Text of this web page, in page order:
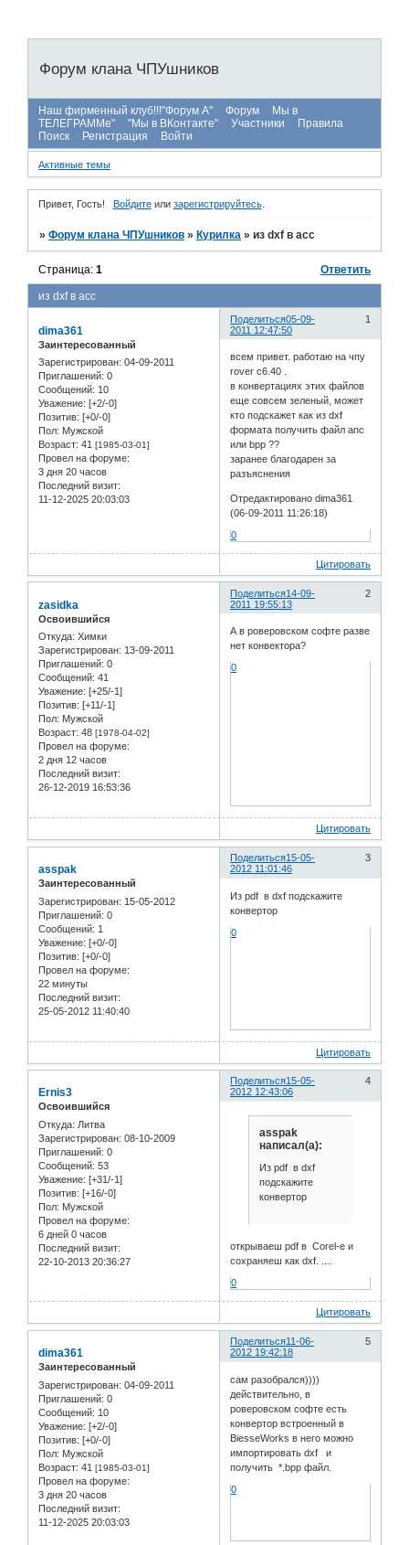
Форум клана ЧПУшников
Наш фирменный клуб!!!"Форум А" Форум
Мы в
ТЕЛЕГРАММе"
"Мы в ВКонтакте" Участники
Правила
Поиск
Регистрация Войти
Активные темы
Привет, Гость! Войдитеили зарегистрируйтесь.
»Форум клана ЧПУшников » Курилка »из dxf в асс
из dxf в асс
Страница:1 Ответить
Поделиться 1
05-09-
2011 12:47:50
dima361
Заинтересованный
Зарегистрирован: 04-09-2011
Приглашений: 0
Сообщений: 10
Уважение: [+2/-0]
Позитив: [+0/-0]
Пол: Мужской
Возраст: 41 [1985-03-01]
Провел на форуме:
3 дня 20 часов
Последний визит:
11-12-2025 20:03:03
всем привет. работаю на чпу
rover c6.40 .
в конвертациях этих файлов
еще совсем зеленый, может
кто подскажет как из dxf
формата получить файл anc
или bpp ??
заранее благодарен за
разъяснения
Отредактировано dima361
(06-09-2011 11:26:18)
0
Цитировать
Поделиться 2
14-09-
2011 19:55:13
zasidka
Освоившийся
Откуда: Химки
Зарегистрирован: 13-09-2011
Приглашений: 0
Сообщений: 41
Уважение: [+25/-1]
Позитив: [+11/-1]
Пол: Мужской
Возраст: 48 [1978-04-02]
Провел на форуме:
2 дня 12 часов
Последний визит:
26-12-2019 16:53:36
А в роверовском софте разве
нет конвектора?
0
Цитировать
Поделиться 3
15-05-
2012 11:01:46
asspak
Заинтересованный
Зарегистрирован: 15-05-2012
Приглашений: 0
Сообщений: 1
Уважение: [+0/-0]
Позитив: [+0/-0]
Провел на форуме:
22 минуты
Последний визит:
25-05-2012 11:40:40
Из pdf в dxf подскажите
конвертор
0
Цитировать
Поделиться 4
15-05-
2012 12:43:06
Ernis3
Освоившийся
Откуда: Литва
Зарегистрирован: 08-10-2009
Приглашений: 0
Сообщений: 53
Уважение: [+31/-1]
Позитив: [+16/-0]
Пол: Мужской
Провел на форуме:
6 дней 0 часов
Последний визит:
22-10-2013 20:36:27
asspak
написал(а):
Из pdf в dxf
подскажите
конвертор
открываеш pdf в Corel-е и
сохраняеш как dxf. ....
0
Цитировать
Поделиться 5
11-06-
2012 19:42:18
dima361
Заинтересованный
Зарегистрирован: 04-09-2011
Приглашений: 0
Сообщений: 10
Уважение: [+2/-0]
Позитив: [+0/-0]
Пол: Мужской
Возраст: 41 [1985-03-01]
Провел на форуме:
3 дня 20 часов
Последний визит:
11-12-2025 20:03:03
сам разобрался))))
действительно, в
роверовском софте есть
конвертор встроенный в
BiesseWorks в него можно
импортировать dxf и
получить *.bpp файл.
0